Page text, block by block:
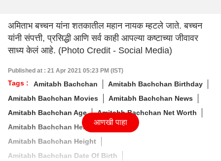
अमिताभ बच्चन यांना शतकातील महान नायक म्हटले जाते. बच्चन
यांनी संपत्ती, प्रसिद्धी आणि सर्व काही आपल्या कष्टाच्या जीवावर
साध्य केलं आहे. (Photo Credit - Social Media)
Published at : 21 Apr 2021 05:23 PM (IST)
Tags : Amitabh Bachchan
Amitabh Bachchan Birthday
Amitabh Bachchan Movies
Amitabh Bachchan News
Amitabh Bachchan Age
Amitabh Bachchan Net Worth
Amitabh Bachchan Height In Feet
Amitabh Bachchan Height
Amitabh Bachchan Date Of Birth
आणखी पाहा